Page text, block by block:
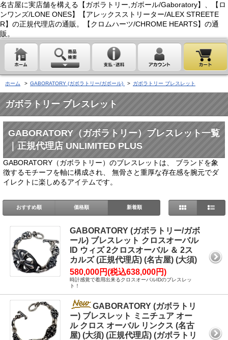
名古屋に実店舗を構える【ガボラトリー,ガボール/Gaboratory】、【ロ
ンワンズ/LONE ONES】【アレックスストリーター/ALEX STREETE
R】の正規代理店の通販。【クロムハーツ/CHROME HEARTS】の通
販。
ホーム > GABORATORY (ガボラトリー/ガボール) > ガボラトリー ブレスレット
ガボラトリー ブレスレット
GABORATORY（ガボラトリー）ブレスレット一覧
｜正規代理店 UNLIMITED PLUS
GABORATORY（ガボラトリー）のブレスレットは、 ブランドを象
徴するモチーフを軸に構成され、 無骨さと重厚な存在感を腕元でダ
イレクトに楽しめるアイテムです。
おすすめ順 価格順 新着順
GABORATORY (ガボラトリー/ガボ
ール) ブレスレット クロスオーバル
ID ウィズ 2クロスオーバル ＆ 2ス
カルズ (正規代理店) (名古屋) (大須)
580,000円(税込638,000円)
時計感覚で着用出来るクロスオーバルIDのブレスレッ
ト！
GABORATORY (ガボラトリ
ー) ブレスレット ミニチュア オー
ル クロス オーバル リンクス (名古
屋) (大須) (正規代理店) (ガボラトリ